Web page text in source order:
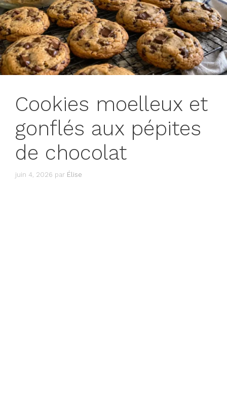
Cookies moelleux et
gonflés aux pépites
de chocolat
juin 4, 2026 par Élise